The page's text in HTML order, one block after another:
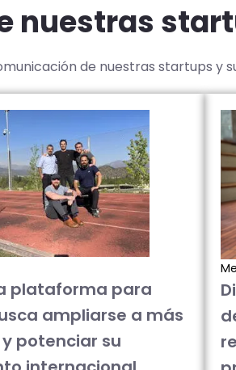
nuestras
de nuestras startups y
plataforma para
ampliarse a más
potenciar su